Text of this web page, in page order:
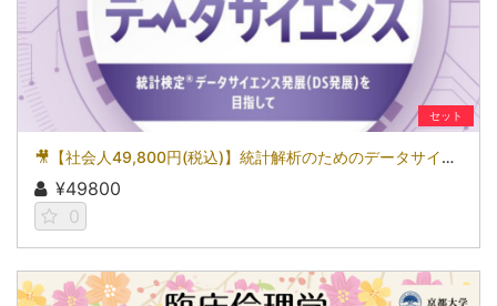
セット
🎥【社会人49,800円(税込)】統計解析のためのデータサイエンス～統計検定(R)データサイエンス発展（DS発展）を目指して～［京都大学データサイエンス講座］
¥49800
0